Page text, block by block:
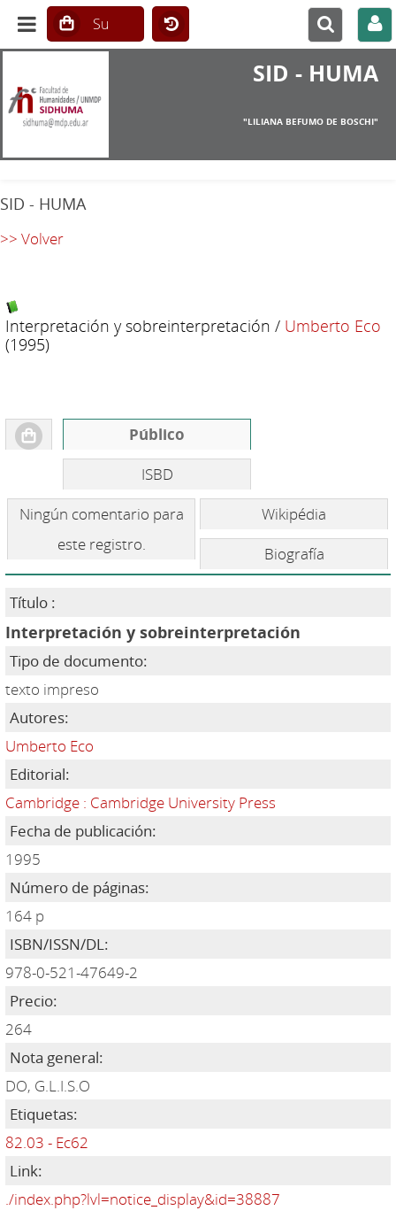
SID - HUMA
"LILIANA BEFUMO DE BOSCHI"
SID - HUMA
>> Volver
Interpretación y sobreinterpretación / Umberto Eco
(1995)
Público
ISBD
Ningún comentario para
este registro.
Wikipédia
Biografía
Título :
Interpretación y sobreinterpretación
Tipo de documento:
texto impreso
Autores:
Umberto Eco
Editorial:
Cambridge : Cambridge University Press
Fecha de publicación:
1995
Número de páginas:
164 p
ISBN/ISSN/DL:
978-0-521-47649-2
Precio:
264
Nota general:
DO, G.L.I.S.O
Etiquetas:
82.03 - Ec62
Link:
./index.php?lvl=notice_display&id=38887